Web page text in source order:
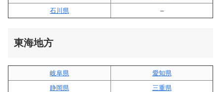
石川県
–
東海地方
岐阜県
愛知県
静岡県
三重県